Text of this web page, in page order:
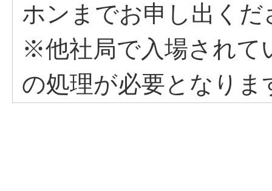
ホンまでお申し出くだ
※他社局で入場されて
の処理が必要となりま